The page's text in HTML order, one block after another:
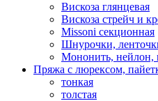
Вискоза глянцевая
Вискоза стрейч и
Missoni секционная
Шнурочки,
Мононить, нейлон,
Пряжа с люрексом,
тонкая
толстая